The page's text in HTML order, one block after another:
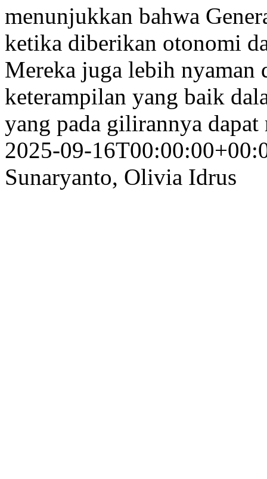
menunjukkan bahwa
ketika diberikan otonomi
Mereka juga lebih
keterampilan yang baik
yang pada gilirannya
2025-09-
Sunaryanto, Olivia Idrus